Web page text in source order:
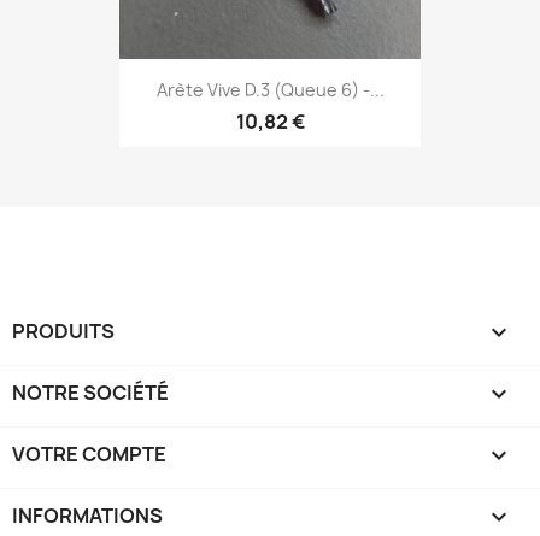
Arète Vive D.3 (Queue 6) -...
10,82 €
PRODUITS 
NOTRE SOCIÉTÉ 
VOTRE COMPTE 
INFORMATIONS keyboard_arrow_down